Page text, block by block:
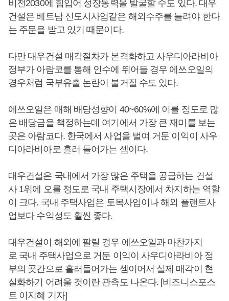
비전2030에 힘입어 성장동력을 발굴할 수도 있다. 대우
건설은 베트남 신도시사업같은 해외수주를 늘려야 한다
는 주문을 받고 있기 때문이다.
다만 대우건설 매각절차가 본격화하고 사우디아라비아
정부가 아람코를 통해 인수에 뛰어들 경우 에쓰오일의
경우처럼 국부유출 논란이 불거질 수도 있다.
에쓰오일은 매해 배당성향이 40~60%에 이를 정도로 많
은 배당금을 책정하는데 여기에서 가장 큰 재미를 보는
곳은 아람코다. 한국에서 사업을 벌여 거둔 이익이 사우
디아라비아로 흘러 들어가는 셈이다.
대우건설은 국내에서 가장 많은 주택을 공급하는 건설
사 1위에 오를 정도로 국내 주택시장에서 차지하는 역할
이 크다. 국내 주택사업은 토목사업이나 해외 플랜트사
업보다 수익성도 훨씬 좋다.
대우건설이 해외에 팔릴 경우 에쓰오일과 마찬가지
로 국내 주택사업으로 거둔 이익이 사우디아라비아 정
부의 곳간으로 흘러들어가는 셈이어서 실제 매각이 현
실화하기 어려울 것이란 관측도 나온다. [비즈니스포스
트 이지혜 기자]